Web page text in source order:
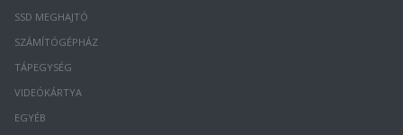
SSD MEGHAJTÓ
SZÁMÍTÓGÉPHÁZ
TÁPEGYSÉG
VIDEÓKÁRTYA
EGYÉB